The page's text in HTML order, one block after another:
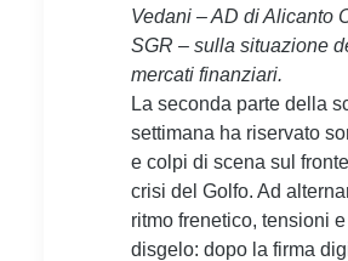
Vedani – AD di Alicanto
SGR – sulla situazione
mercati finanziari.
La seconda parte della
settimana ha riservato
e colpi di scena sul
crisi del Golfo. Ad
ritmo frenetico, tensioni e
disgelo: dopo la firma